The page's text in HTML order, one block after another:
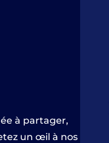
à partager,
un œil à nos